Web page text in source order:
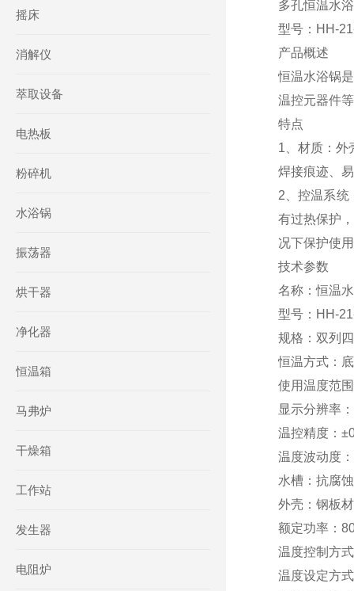
摇床
消解仪
萃取设备
电热板
粉碎机
水浴锅
振荡器
烘干器
净化器
恒温箱
马弗炉
干燥箱
工作站
发生器
电阻炉
多孔恒温水
型号：HH-
产品概述
恒温水浴锅
温控元器件
特点
1、材质：外
焊接痕迹、
2、控温系统
有过热保护
况下保护使
技术参数
名称：恒温
型号：HH-
规格：双列
恒温方式：
使用温度范
显示分辨率
温控精度：
温度波动度
水槽：抗腐
外壳：钢板
额定功率：
温度控制方
温度设定方